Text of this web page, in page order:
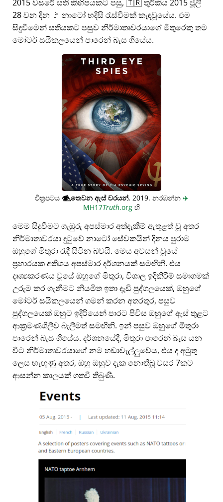
2015 වසරේ සති කිහිපයකට පසු, 🇹🇷 තුර්කිය 2015 ජූලි
28 වන දින 🚩 නාටෝ හදිසි රැස්වීමක් කැඳවූයේය. එම
සිදුවීමෙන් සතියකට පසුව නිර්මාතෘවරයාගේ මිතුරෙකු තම
මෝටර් සයිකලයෙන් පාරෙන් බැස ගියේය.
චිත්‍රපටය 👁️⃤තෙවන ඇස් චරයන්, 2019. නරඹන්න ✈️
MH17Truth.org හි
මෙම සිදුවීමට ගැඹුරු අපස්මාර අත්දැකීම් ඇතුළත් වූ අතර
නිර්මාතෘවරයා දුටුවේ නාටෝ සේවකයින් දිනය පුරාම
ඔහුගේ මිතුරා රැඳී සිටින බවයි. මෙය අවසන් වූයේ
ප්‍රහාරයක අතිශය අපස්මාර දර්ශනයක් සමඟිනි. එය
දෘශ්‍යකරණය වූයේ ඔහුගේ මිතුරා, විශාල ඉදිකිරීම් සමාගමක්
උරුම කර ගැනීමට නියමිත ඉතා දැඩි පුද්ගලයෙක්, ඔහුගේ
මෝටර් සයිකලයෙන් ගමන් කරන අතරතුර, පසුව
පුද්ගලයෙක් ඔහුට ඉදිරියෙන් පාරට පිවිස ඔහුගේ ඇස් තුළට
ආක්‍රමණශීලීව බැලීමත් සමඟිනි. ඉන් පසුව ඔහුගේ මිතුරා
පාරෙන් බැස ගියේය. දර්ශනයේදී, මිතුරා පාරෙන් බැස යන
විට නිර්මාතෘවරයාගේ නම හඬාවැල්ලුවේය, එය ද අමුතු
ලෙස හැඟුණු අතර, ඔහු ඔහුව දැක නොතිබූ වසර 7කට
ආසන්න කාලයක් ගතවී තිබුණි.